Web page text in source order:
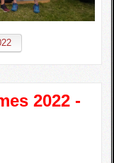
2022 -